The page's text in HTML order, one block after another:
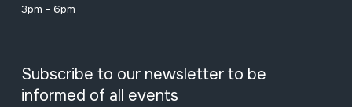
3pm - 6pm
Subscribe to our newsletter to be
informed of all events